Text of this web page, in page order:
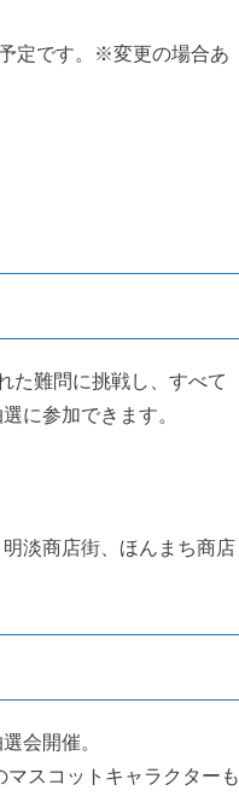
定です。※変更の場合あ
た難問に挑戦し、すべて
に参加できます。
淡商店街、ほんまち商店
会開催。
スコットキャラクターも